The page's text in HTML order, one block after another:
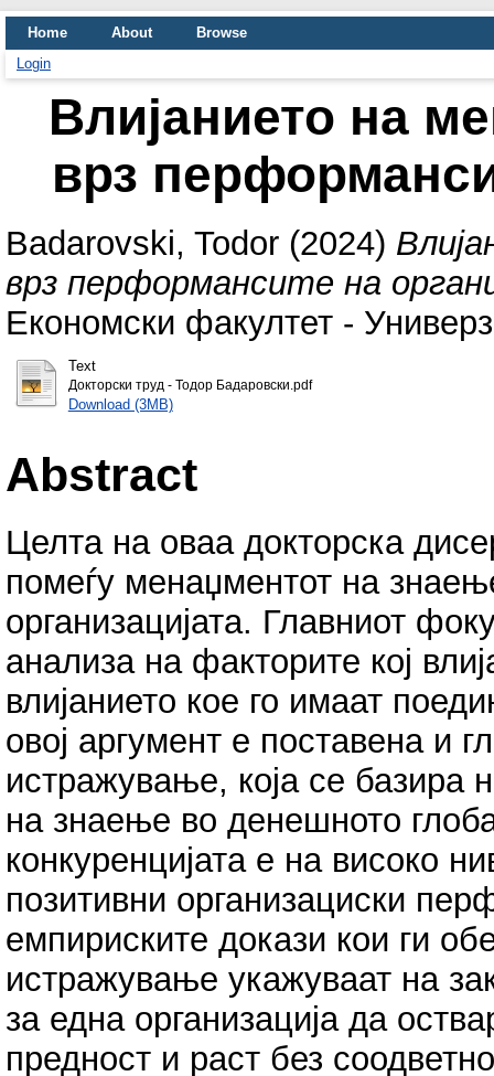
Home About
Browse
Login
Влијанието на
врз
Badarovski, Todor (2024)
врз перформансите на
Економски факултет -
Text
Докторски труд - Тодор Бадаровски.pdf
Download (3MB)
Abstract
Целта на оваа докторска
помеѓу менаџментот на
организацијата. Главниот
анализа на факторите кој
влијанието кое го имаат
овој аргумент е поставена и
истражување, која се базира
на знаење во денешното
конкуренцијата е на високо
позитивни организациски
емпириските докази кои ги
истражување укажуваат на
за една организација да
предност и раст без